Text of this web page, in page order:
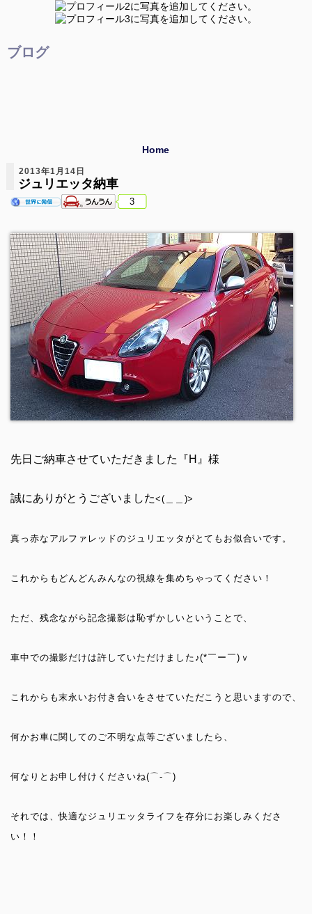
ブログ
Home
2013年1月14日
ジュリエッタ納車
3
先日ご納車させていただきました『H』様
誠にありがとうございました<( )>
真っ赤なアルファレッドのジュリエッタがとてもお似合いです。
これからもどんどんみんなの視線を集めちゃってください！
ただ、残念ながら記念撮影は恥ずかしいということで、
車中での撮影だけは許していただけました ♪(*￣ー￣) ｖ
これからも末永いお付き合いをさせていただこうと思いますので、
何かお車に関してのご不明な点等ございましたら、
何なりとお申し付けくださいね(⌒-⌒)
それでは、快適なジュリエッタライフを存分にお楽しみくださ
い！！